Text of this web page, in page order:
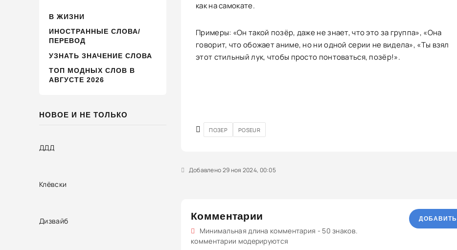
В ЖИЗНИ
ИНОСТРАННЫЕ СЛОВА/
ПЕРЕВОД
УЗНАТЬ ЗНАЧЕНИЕ СЛОВА
ТОП МОДНЫХ СЛОВ В
АВГУСТЕ 2026
НОВОЕ И НЕ ТОЛЬКО
ДДД
Клёвски
Дизвайб
как на самокате.
Примеры: «Он такой позёр, даже не знает, что это за группа», «Она
говорит, что обожает аниме, но ни одной серии не видела», «Ты взял
этот стильный лук, чтобы просто понтоваться, позёр!».
ПОЗЕР POSEUR
Добавлено 29 ноя 2024, 00:05
Комментарии
Минимальная длина комментария - 50 знаков.
комментарии модерируются
ДОБАВИТЬ